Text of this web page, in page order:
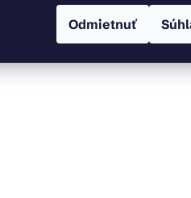
Odmietnuť